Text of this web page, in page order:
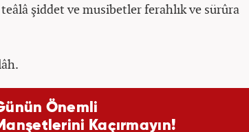
şiddet ve musibetler ferahlık ve sürûra